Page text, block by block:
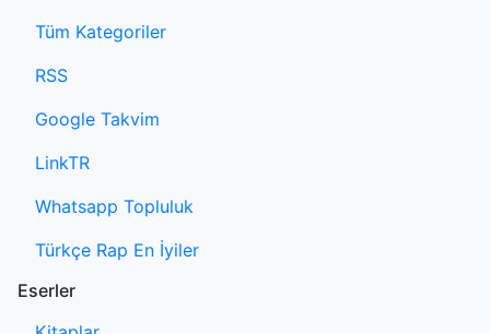
Tüm Kategoriler
RSS
Google Takvim
LinkTR
Whatsapp Topluluk
Türkçe Rap En İyiler
Eserler